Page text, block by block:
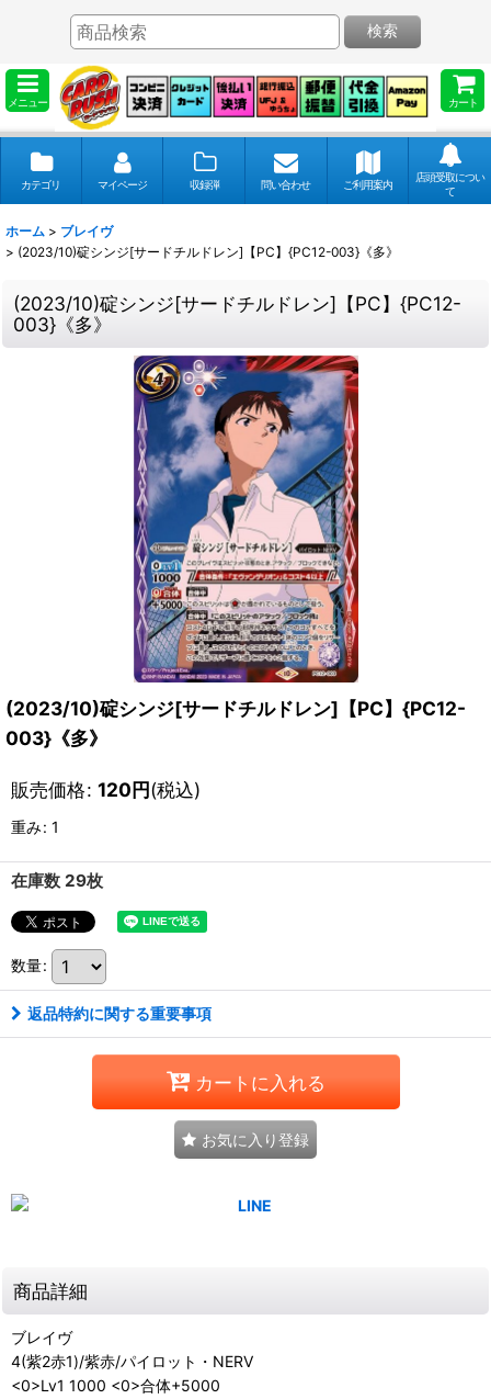
メニュー カート
検索
カテゴリ マイページ 収録弾 問い合わせ ご利用案内
店頭受取につい
て
ホーム > ブレイヴ
> (2023/10)碇シンジ[サードチルドレン]【PC】{PC12-003}《多》
(2023/10)碇シンジ[サードチルドレン]【PC】{PC12-
003}《多》
(2023/10)碇シンジ[サードチルドレン]【PC】{PC12-
003}《多》
販売価格: 120円(税込)
重み: 1
在庫数 29枚
数量:
返品特約に関する重要事項
カートに入れる
お気に入り登録
商品詳細
ブレイヴ
4(紫2赤1)/紫赤/パイロット・NERV
<0>Lv1 1000 <0>合体+5000